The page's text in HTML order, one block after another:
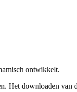
ontwikkelt.
Het downloaden van